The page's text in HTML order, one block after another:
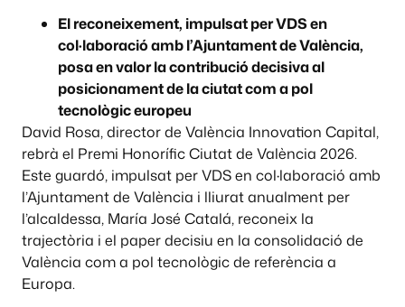
El reconeixement, impulsat per VDS en
col·laboració amb l’Ajuntament de València,
posa en valor la contribució decisiva al
posicionament de la ciutat com a pol
tecnològic europeu
David Rosa, director de València Innovation Capital,
rebrà el Premi Honorífic Ciutat de València 2026.
Este guardó, impulsat per VDS en col·laboració amb
l’Ajuntament de València i lliurat anualment per
l’alcaldessa, María José Catalá, reconeix la
trajectòria i el paper decisiu en la consolidació de
València com a pol tecnològic de referència a
Europa.